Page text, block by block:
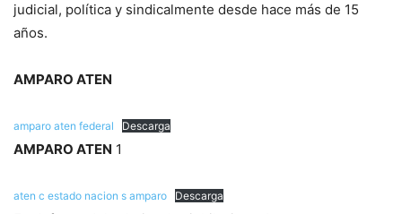
judicial, política y sindicalmente desde hace más de 15
años.
AMPARO ATEN
amparo aten federal Descarga
AMPARO ATEN 1
aten c estado nacion s amparo Descarga